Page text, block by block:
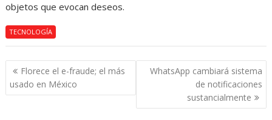
objetos que evocan deseos.
TECNOLOGÍA
Navegación
de
entradas
Florece el e-fraude; el más
usado en México
WhatsApp cambiará sistema
de notificaciones
sustancialmente